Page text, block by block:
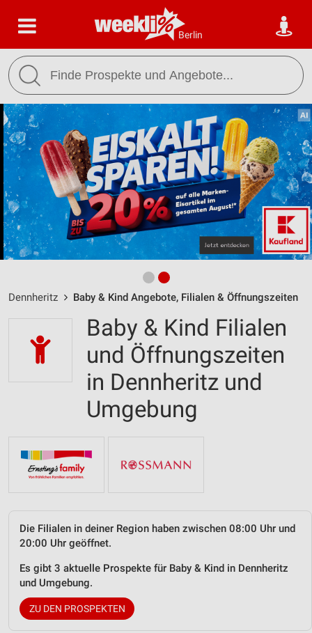
Berlin
Dennheritz Baby & Kind Angebote, Filialen & Öffnungszeiten
Baby & Kind Filialen
und Öffnungszeiten
in Dennheritz und
Umgebung
Die Filialen in deiner Region haben zwischen 08:00 Uhr und
20:00 Uhr geöffnet.
Es gibt 3 aktuelle Prospekte für Baby & Kind in Dennheritz
und Umgebung.
ZU DEN PROSPEKTEN